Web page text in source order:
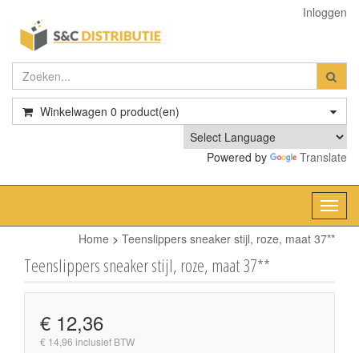
Inloggen
Winkelwagen 0 product(en)
Powered by Translate
Home > Teenslippers sneaker stijl, roze, maat 37**
Teenslippers sneaker stijl, roze, maat 37**
€ 12,36
€ 14,96 inclusief BTW